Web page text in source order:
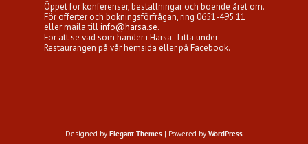
Öppet för konferenser, beställningar och boende året om.
För offerter och bokningsförfrågan, ring 0651-495 11
eller maila tillinfo@harsa.se.
För att se vad som händer i Harsa: Titta under
Restaurangen på vår hemsida eller på Facebook.
Designed by Elegant Themes| Powered by WordPress